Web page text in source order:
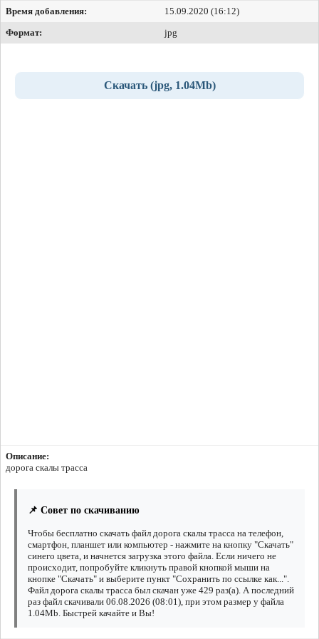
Время добавления:
15.09.2020 (16:12)
Формат:
jpg
Скачать (jpg, 1.04Mb)
Описание:
дорога скалы трасса
📌 Совет по скачиванию
Чтобы бесплатно скачать файл дорога скалы трасса на телефон,
смартфон, планшет или компьютер - нажмите на кнопку "Скачать"
синего цвета, и начнется загрузка этого файла. Если ничего не
происходит, попробуйте кликнуть правой кнопкой мыши на
кнопке "Скачать" и выберите пункт "Сохранить по ссылке как...".
Файл дорога скалы трасса был скачан уже 429 раз(а). А последний
раз файл скачивали 06.08.2026 (08:01), при этом размер у файла
1.04Mb. Быстрей качайте и Вы!